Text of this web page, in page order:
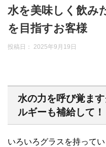
水を美味しく飲
を目指すお客様
投稿日： 2025年9月19日
水の力を呼び覚ま
ルギーも補給して！
いろいろグラスを持って